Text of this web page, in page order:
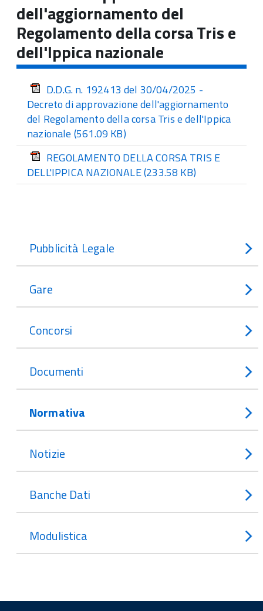
dell'aggiornamento del
Regolamento della corsa Tris e
dell'Ippica nazionale
D.D.G. n. 192413 del 30/04/2025 -
Decreto di approvazione dell'aggiornamento
del Regolamento della corsa Tris e dell'Ippica
nazionale (561.09 KB)
REGOLAMENTO DELLA CORSA TRIS E
DELL'IPPICA NAZIONALE(233.58 KB)
Pubblicità Legale
Gare
Concorsi
Documenti
Normativa
Notizie
Banche Dati
Modulistica